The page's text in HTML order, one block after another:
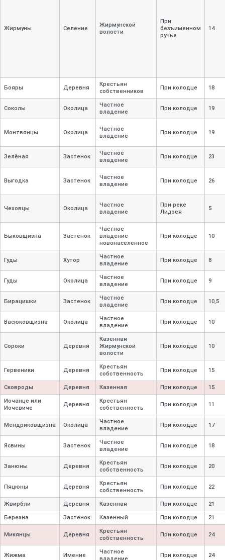
Жирмуны Селение
Жирмунской
волости
При
безъименном
ручье
14
Бояры Деревня
Крестьян
собственников
При колодце 18
Соколы Околица
Частное
владение
При колодце 19
Монтвянцы Околица
Частное
владение
При колодце 19
Зелёная Застенок
Частное
владение
При колодце 23
Выгодка Застенок
Частное
владение
При колодце 26
Чеховцы Околица
Частное
владение
При реке
Лидзея
5
Быковщизна Застенок
Частное
владение
новонаселенное
При колодце 10
Гуды Хутор
Частное
владение
При колодце 8
Гуды Околица
Частное
владение
При колодце 9
Бирацишки Застенок
Частное
владение
При колодце 10,5
Васюковщизна Околица
Частное
владение
При колодце 10
Сороки Деревня
Казенная
Жирмунской
волости
При колодце 10
Гервеники Деревня
Крестьян
собственность
При колодце 15
Сковроды Деревня Казенная При колодце 15
Иочанце или
Иочевиче
Деревня
Крестьян
собственность
При колодце 11
Мендриковщизна Околица
Частное
владение
При колодце 17
Ясвины Застенок
Частное
владение
При колодце 18
Занюны Деревня
Крестьян
собственность
При колодце 20
Пяцюны Деревня
Крестьян
собственность
При колодце 22
Жвирбли Деревня Казенная При колодце 21
Березна Застенок Казенный При колодце 21
Микянцы Деревня
Крестьян
собственность
При колодце 24
Жижма Имение
Частное
При колодце 24